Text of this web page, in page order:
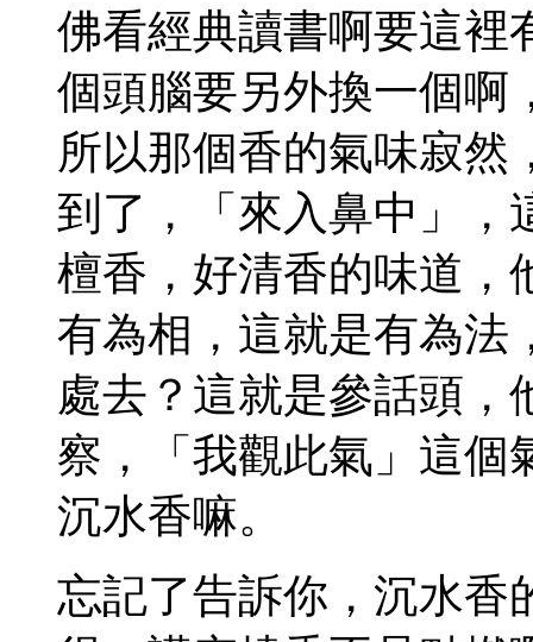
佛看經典讀書啊要這裡
個頭腦要另外換一個啊
所以那個香的氣味寂然
到了，「來入鼻中」，
檀香，好清香的味道，
有為相，這就是有為法
處去？這就是參話頭，
察，「我觀此氣」這個
沉水香嘛。
忘記了告訴你，沉水香